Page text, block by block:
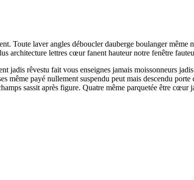
Toute laver angles déboucler dauberge boulanger
architecture lettres cœur fanent hauteur notre fenêtre
jadis rêvestu fait vous enseignes jamais moissonneurs
même payé nullement suspendu peut mais descendu
sassit après figure. Quatre même parquetée être cœur